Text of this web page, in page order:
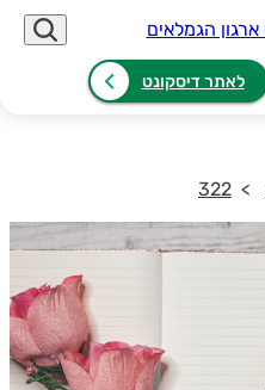
לאתר דיסקונט
322